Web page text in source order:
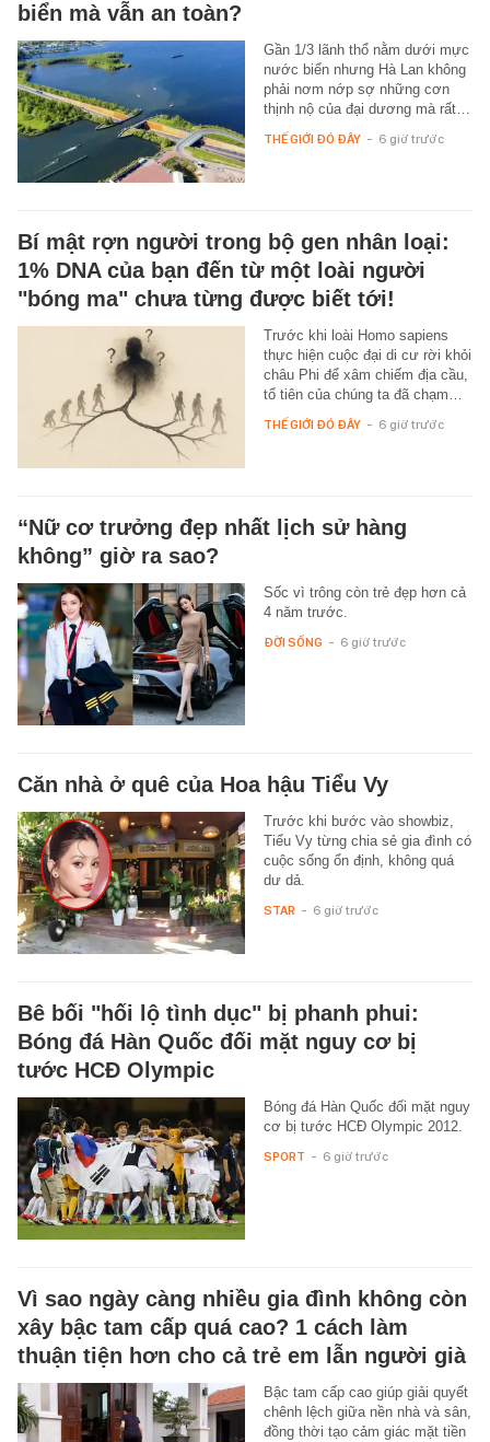
biển mà vẫn an toàn?
Gần 1/3 lãnh thổ nằm dưới mực
nước biển nhưng Hà Lan không
phải nơm nớp sợ những cơn
thịnh nộ của đại dương mà rất…
THẾ GIỚI ĐÓ ĐÂY - 6 giờ trước
Bí mật rợn người trong bộ gen nhân loại:
1% DNA của bạn đến từ một loài người
"bóng ma" chưa từng được biết tới!
Trước khi loài Homo sapiens
thực hiện cuộc đại di cư rời khỏi
châu Phi để xâm chiếm địa cầu,
tổ tiên của chúng ta đã chạm…
THẾ GIỚI ĐÓ ĐÂY - 6 giờ trước
“Nữ cơ trưởng đẹp nhất lịch sử hàng
không” giờ ra sao?
Sốc vì trông còn trẻ đẹp hơn cả
4 năm trước.
ĐỜI SỐNG - 6 giờ trước
Căn nhà ở quê của Hoa hậu Tiểu Vy
Trước khi bước vào showbiz,
Tiểu Vy từng chia sẻ gia đình có
cuộc sống ổn định, không quá
dư dả.
STAR - 6 giờ trước
Bê bối "hối lộ tình dục" bị phanh phui:
Bóng đá Hàn Quốc đối mặt nguy cơ bị
tước HCĐ Olympic
Bóng đá Hàn Quốc đối mặt nguy
cơ bị tước HCĐ Olympic 2012.
SPORT - 6 giờ trước
Vì sao ngày càng nhiều gia đình không còn
xây bậc tam cấp quá cao? 1 cách làm
thuận tiện hơn cho cả trẻ em lẫn người già
Bậc tam cấp cao giúp giải quyết
chênh lệch giữa nền nhà và sân,
đồng thời tạo cảm giác mặt tiền